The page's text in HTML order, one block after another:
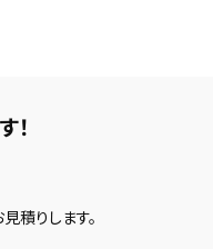
！
積りします。